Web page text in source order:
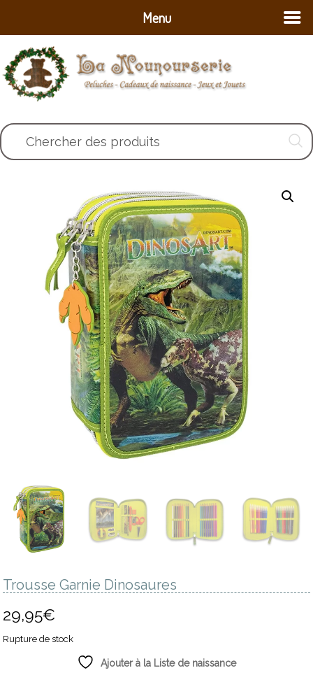
Chercher des produits
Trousse Garnie Dinosaures
29,95€
Rupture de stock
Ajouter à la Liste de naissance
Menu